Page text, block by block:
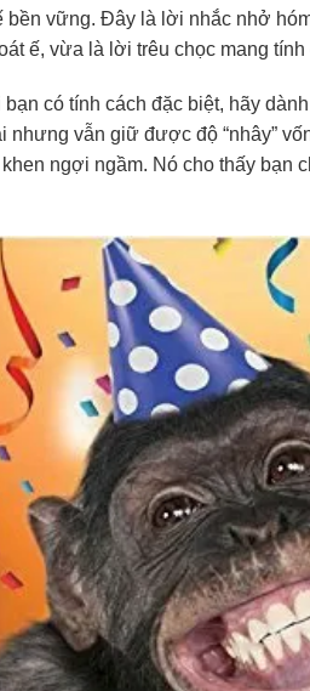
bền vững. Đây là lời nhắc nhở
ế, vừa là lời trêu chọc mang
có tính cách đặc biệt, hãy
nhưng vẫn giữ được độ “nhây”
ngợi ngầm. Nó cho thấy bạn